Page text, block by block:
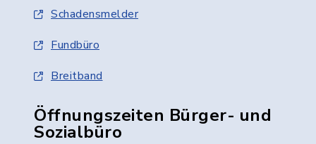
Schadensmelder
Fundbüro
Breitband
Öffnungszeiten Bürger- und
Sozialbüro